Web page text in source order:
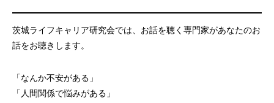
茨城ライフキャリア研究会では、お話を聴く専門家があなたのお
話をお聴きします。
「なんか不安がある」
「人間関係で悩みがある」